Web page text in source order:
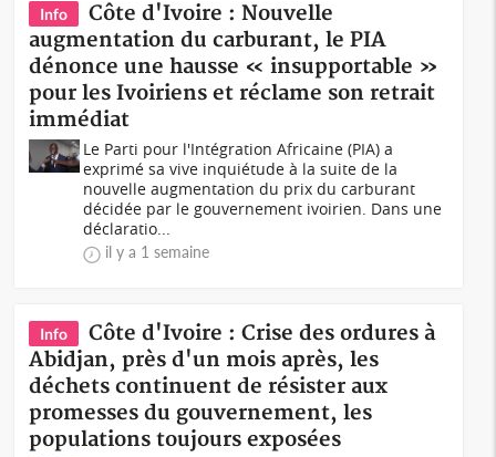
Info
Côte d'Ivoire : Nouvelle
augmentation du carburant, le PIA
dénonce une hausse « insupportable »
pour les Ivoiriens et réclame son retrait
immédiat
Le Parti pour l'Intégration Africaine (PIA) a
exprimé sa vive inquiétude à la suite de la
nouvelle augmentation du prix du carburant
décidée par le gouvernement ivoirien. Dans une
déclaratio...
il y a 1 semaine
Info
Côte d'Ivoire : Crise des ordures à
Abidjan, près d'un mois après, les
déchets continuent de résister aux
promesses du gouvernement, les
populations toujours exposées